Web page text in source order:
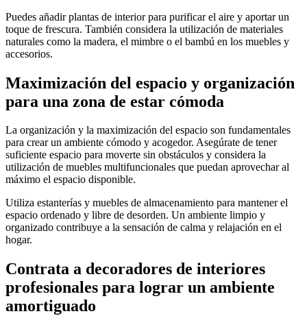
Puedes añadir plantas de interior para purificar el aire y aportar un
toque de frescura. También considera la utilización de materiales
naturales como la madera, el mimbre o el bambú en los muebles y
accesorios.
Maximización del espacio y organización
para una zona de estar cómoda
La organización y la maximización del espacio son fundamentales
para crear un ambiente cómodo y acogedor. Asegúrate de tener
suficiente espacio para moverte sin obstáculos y considera la
utilización de muebles multifuncionales que puedan aprovechar al
máximo el espacio disponible.
Utiliza estanterías y muebles de almacenamiento para mantener el
espacio ordenado y libre de desorden. Un ambiente limpio y
organizado contribuye a la sensación de calma y relajación en el
hogar.
Contrata a decoradores de interiores
profesionales para lograr un ambiente
amortiguado